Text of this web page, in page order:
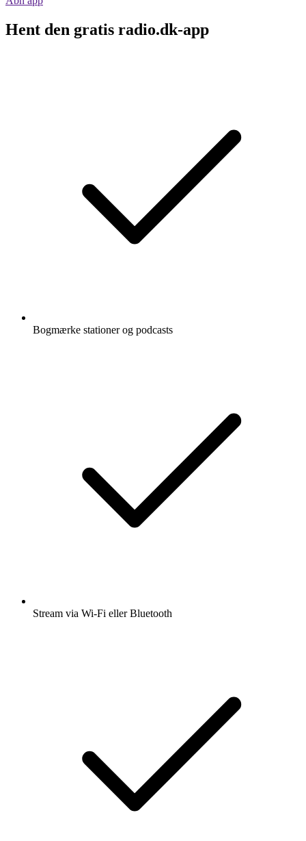
Hent den gratis radio.dk-app
Bogmærke stationer og podcasts
Stream via Wi-Fi eller Bluetooth